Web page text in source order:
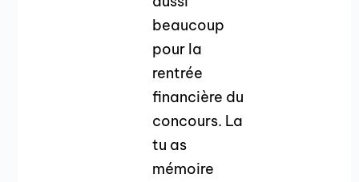
beaucoup
pour la
rentrée
financière du
concours. La
tu as
mémoire